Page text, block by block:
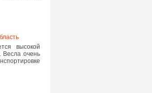
высокой
Весла очень